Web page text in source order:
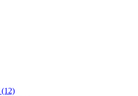
(12)